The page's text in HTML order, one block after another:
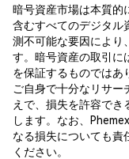
暗号資産市場は本質的
含むすべてのデジタル
測不可能な要因により
す。暗号資産の取引に
を保証するものではあ
ご自身で十分なリサー
えで、損失を許容で
します。なお、
なる損失についても責
ください。